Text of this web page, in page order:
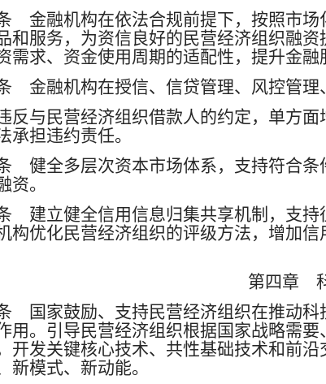
金融机构在依法合规前提下，按照市场
和服务，为资信良好的民营经济组织融
需求、资金使用周期的适配性，提升金融
金融机构在授信、信贷管理、风控管理
反与民营经济组织借款人的约定，单方
承担违约责任。
健全多层次资本市场体系，支持符合条
资。
建立健全信用信息归集共享机制，支
构优化民营经济组织的评级方法，增加
第四章
国家鼓励、支持民营经济组织在推动科
用。引导民营经济组织根据国家战略需
开发关键核心技术、共性基础技术和前
新模式、新动能。